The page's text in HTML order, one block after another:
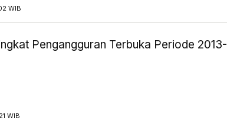
WIB
Pengangguran Terbuka Periode 2013-
WIB